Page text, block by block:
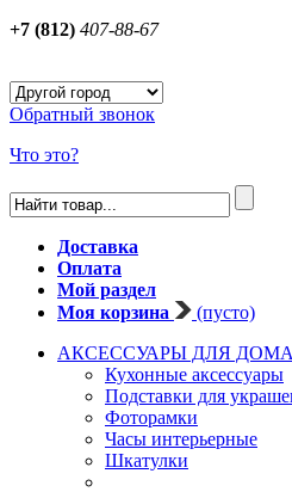
+7 (812) 407-88-67
Обратный звонок
Что это?
Доставка
Оплата
Мой раздел
Моя корзина
(пусто)
АКСЕССУАРЫ ДЛЯ ДОМА
Кухонные аксессуары
Подставки для
Фоторамки
Часы интерьерные
Шкатулки